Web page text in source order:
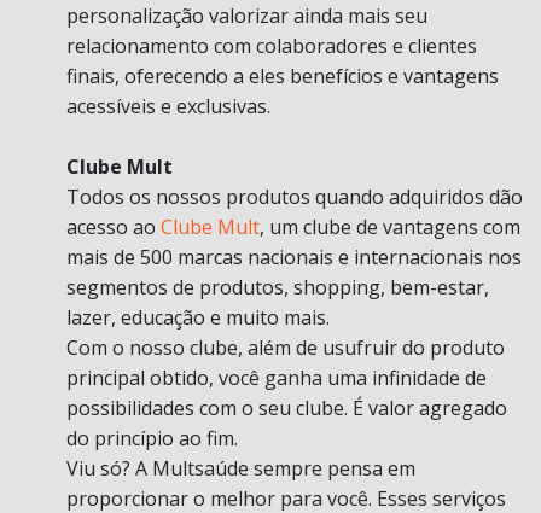
personalização valorizar ainda mais seu
relacionamento com colaboradores e clientes
finais, oferecendo a eles benefícios e vantagens
acessíveis e exclusivas.
Clube Mult
Todos os nossos produtos quando adquiridos dão
acesso ao Clube Mult, um clube de vantagens com
mais de 500 marcas nacionais e internacionais nos
segmentos de produtos, shopping, bem-estar,
lazer, educação e muito mais.
Com o nosso clube, além de usufruir do produto
principal obtido, você ganha uma infinidade de
possibilidades com o seu clube. É valor agregado
do princípio ao fim.
Viu só? A Multsaúde sempre pensa em
proporcionar o melhor para você. Esses serviços